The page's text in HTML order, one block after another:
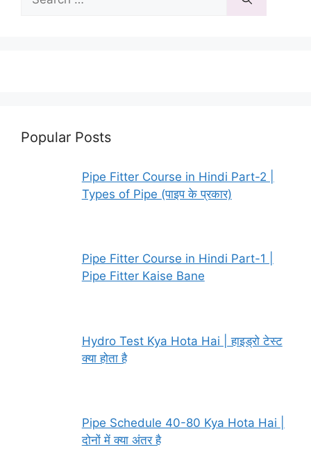
for:
Popular Posts
Pipe Fitter Course in Hindi Part-2 |
Types of Pipe (पाइप के प्रकार)
Pipe Fitter Course in Hindi Part-1 |
Pipe Fitter Kaise Bane
Hydro Test Kya Hota Hai | हाइड्रो टेस्ट
क्या होता है
Pipe Schedule 40-80 Kya Hota Hai |
दोनों में क्या अंतर है